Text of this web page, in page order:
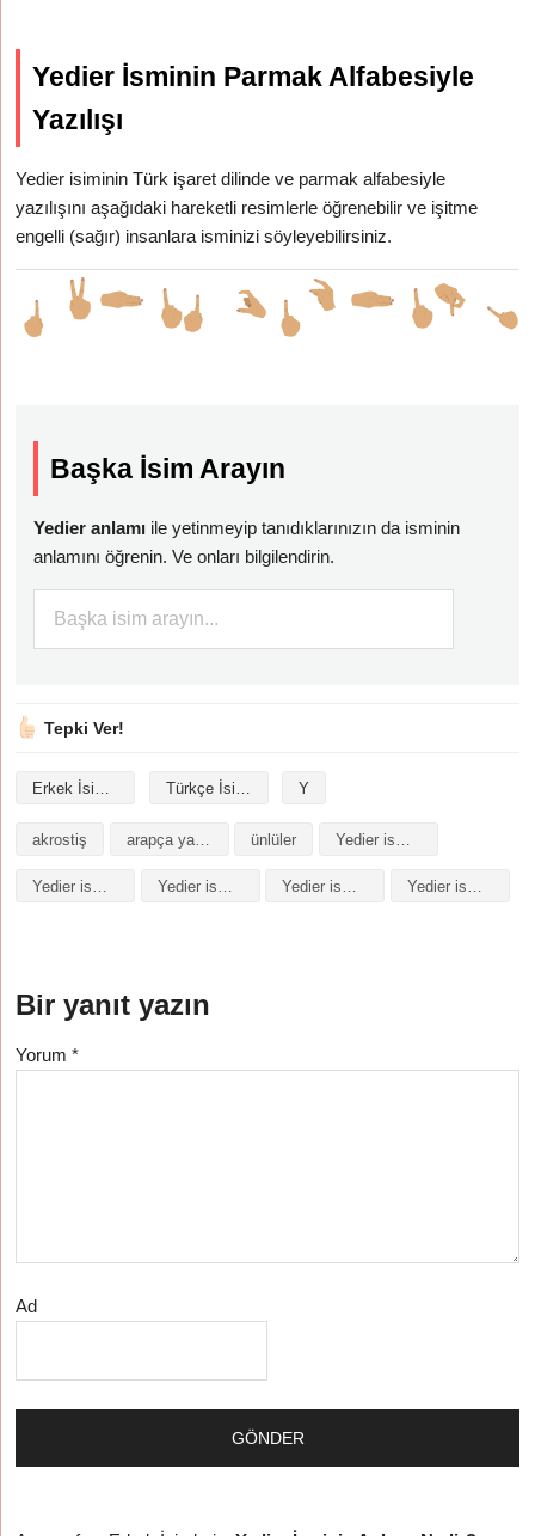
Yedier İsminin Parmak Alfabesiyle
Yazılışı
Yedier isiminin Türk işaret dilinde ve parmak alfabesiyle
yazılışını aşağıdaki hareketli resimlerle öğrenebilir ve işitme
engelli (sağır) insanlara isminizi söyleyebilirsiniz.
Başka İsim Arayın
Yedier anlamı ile yetinmeyip tanıdıklarınızın da isminin
anlamını öğrenin. Ve onları bilgilendirin.
Tepki Ver!
Erkek İsimleri Türkçe İsimler Y
akrostiş arapça yazılışı ünlüler
Yedier isminin anlamı Yedier isminin baş harfleriyle şiir Yedier isminin kökeni Yedier isminin numerolojisi
Bir yanıt yazın
Yorum*
Ad